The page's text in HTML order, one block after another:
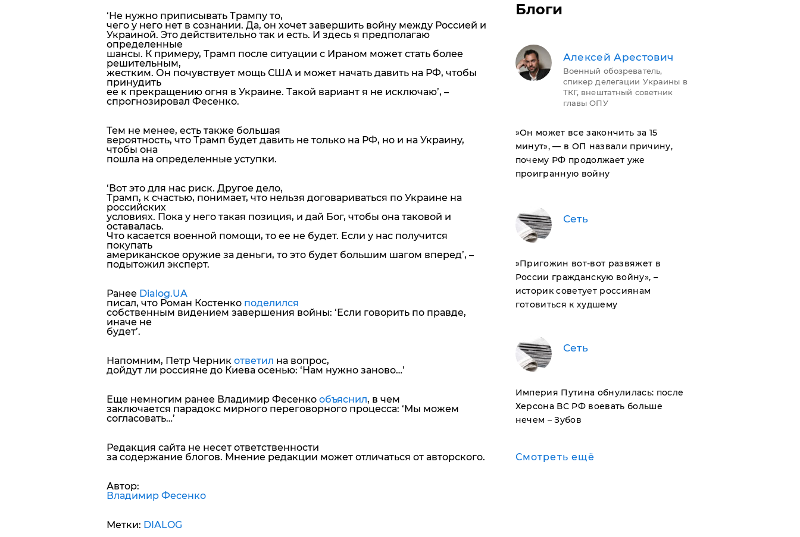
‘Не нужно приписывать Трампу то,
чего у него нет в сознании. Да, он хочет завершить войну между Россией и
Украиной. Это действительно так и есть. И здесь я предполагаю
определенные
шансы. К примеру, Трамп после ситуации с Ираном может стать более
решительным,
жестким. Он почувствует мощь США и может начать давить на РФ, чтобы
принудить
ее к прекращению огня в Украине. Такой вариант я не исключаю’, –
спрогнозировал Фесенко.
Тем не менее, есть также большая
вероятность, что Трамп будет давить не только на РФ, но и на Украину,
чтобы она
пошла на определенные уступки.
‘Вот это для нас риск. Другое дело,
Трамп, к счастью, понимает, что нельзя договариваться по Украине на
российских
условиях. Пока у него такая позиция, и дай Бог, чтобы она таковой и
оставалась.
Что касается военной помощи, то ее не будет. Если у нас получится
покупать
американское оружие за деньги, то это будет большим шагом вперед’, –
подытожил эксперт.
Ранее Dialog.UA
писал, что Роман Костенко поделился
собственным видением завершения войны: ‘Если говорить по правде,
иначе не
будет’.
Напомним, Петр Черник ответил на вопрос,
дойдут ли россияне до Киева осенью: ‘Нам нужно заново…’
Еще немногим ранее Владимир Фесенко объяснил, в чем
заключается парадокс мирного переговорного процесса: ‘Мы можем
согласовать…’
Редакция сайта не несет ответственности
за содержание блогов. Мнение редакции может отличаться от авторского.
Автор:
Владимир Фесенко
Метки: DIALOG
Блоги
Алексей Арестович
Военный обозреватель,
спикер делегации Украины в
ТКГ, внештатный советник
главы ОПУ
​»Он может все закончить за 15
минут», — в ОП назвали причину,
почему РФ продолжает уже
проигранную войну
Сеть
​»Пригожин вот-вот развяжет в
России гражданскую войну», –
историк советует россиянам
готовиться к худшему
Сеть
Империя Путина обнулилась: после
Херсона ВС РФ воевать больше
нечем – Зубов
Смотреть ещё